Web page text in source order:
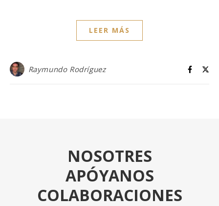
LEER MÁS
Raymundo Rodríguez
NOSOTRES
APÓYANOS
COLABORACIONES